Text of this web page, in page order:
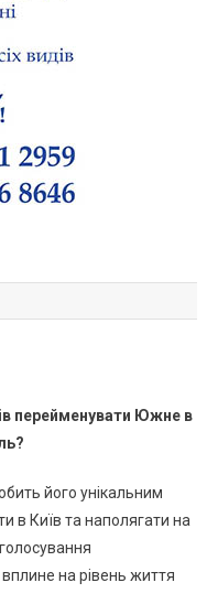
перейменувати Южне в
його унікальним
в Київ та наполягати на
на рівень життя